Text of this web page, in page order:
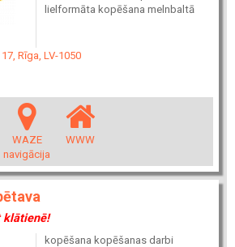
lielformāta kopēšana melnbaltā
Rīga, LV-1050
WAZE
navigācija
WWW
klātienē!
kopēšana kopēšanas darbi